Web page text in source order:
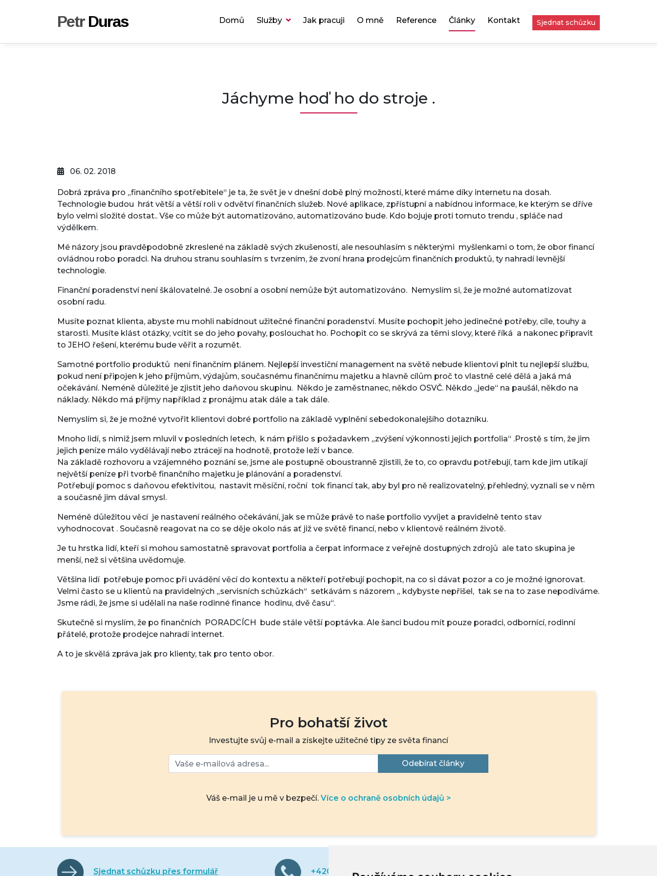
Petr Duras Domů Služby Jak pracuji O mně Reference Články Kontakt Sjednat schůzku
Jáchyme hoď ho do stroje .
06. 02. 2018
Dobrá zpráva pro „finančního spotřebitele“ je ta, že svět je v dnešní době plný možností, které máme díky internetu na dosah.
Technologie budou hrát větší a větší roli v odvětví finančních služeb. Nové aplikace, zpřístupní a nabídnou informace, ke kterým se dříve
bylo velmi složité dostat.. Vše co může být automatizováno, automatizováno bude. Kdo bojuje proti tomuto trendu , spláče nad
výdělkem.
Mé názory jsou pravděpodobně zkreslené na základě svých zkušeností, ale nesouhlasím s některými myšlenkami o tom, že obor financí
ovládnou robo poradci. Na druhou stranu souhlasím s tvrzením, že zvoní hrana prodejcům finančních produktů, ty nahradí levnější
technologie.
Finanční poradenství není škálovatelné. Je osobní a osobní nemůže být automatizováno. Nemyslím si, že je možné automatizovat
osobní radu.
Musíte poznat klienta, abyste mu mohli nabídnout užitečné finanční poradenství. Musíte pochopit jeho jedinečné potřeby, cíle, touhy a
starosti. Musíte klást otázky, vcítit se do jeho povahy, poslouchat ho. Pochopit co se skrývá za těmi slovy, které říká a nakonec připravit
to JEHO řešení, kterému bude věřit a rozumět.
Samotné portfolio produktů není finančním plánem. Nejlepší investiční management na světě nebude klientovi plnit tu nejlepší službu,
pokud není připojen k jeho příjmům, výdajům, současnému finančnímu majetku a hlavně cílům proč to vlastně celé dělá a jaká má
očekávání. Neméně důležité je zjistit jeho daňovou skupinu. Někdo je zaměstnanec, někdo OSVČ. Někdo „jede“ na paušál, někdo na
náklady. Někdo má příjmy například z pronájmu atak dále a tak dále.
Nemyslím si, že je možné vytvořit klientovi dobré portfolio na základě vyplnění sebedokonalejšího dotazníku.
Mnoho lidí, s nimiž jsem mluvil v posledních letech, k nám přišlo s požadavkem „zvýšení výkonnosti jejich portfolia“ .Prostě s tím, že jim
jejich peníze málo vydělávají nebo ztrácejí na hodnotě, protože leží v bance.
Na základě rozhovoru a vzájemného poznání se, jsme ale postupně oboustranně zjistili, že to, co opravdu potřebují, tam kde jim utíkají
největší peníze při tvorbě finančního majetku je plánování a poradenství.
Potřebují pomoc s daňovou efektivitou, nastavit měsíční, roční tok financí tak, aby byl pro ně realizovatelný, přehledný, vyznali se v něm
a současně jim dával smysl.
Neméně důležitou věcí je nastavení reálného očekávání, jak se může právě to naše portfolio vyvíjet a pravidelně tento stav
vyhodnocovat . Současně reagovat na co se děje okolo nás ať již ve světě financí, nebo v klientově reálném životě.
Je tu hrstka lidí, kteří si mohou samostatně spravovat portfolia a čerpat informace z veřejně dostupných zdrojů ale tato skupina je
menší, než si většina uvědomuje.
Většina lidí potřebuje pomoc při uvádění věcí do kontextu a někteří potřebují pochopit, na co si dávat pozor a co je možné ignorovat.
Velmi často se u klientů na pravidelných „servisních schůzkách“ setkávám s názorem „ kdybyste nepřišel, tak se na to zase nepodíváme.
Jsme rádi, že jsme si udělali na naše rodinné finance hodinu, dvě času“.
Skutečně si myslím, že po finančních PORADCÍCH bude stále větší poptávka. Ale šanci budou mít pouze poradci, odbornící, rodinní
přátelé, protože prodejce nahradí internet.
A to je skvělá zpráva jak pro klienty, tak pro tento obor.
Pro bohatší život
Investujte svůj e-mail a získejte užitečné tipy ze světa financí
Odebírat články
Váš e-mail je u mě v bezpečí. Více o ochraně osobních údajů >
Sjednat schůzku přes formulář +420 739 323 772